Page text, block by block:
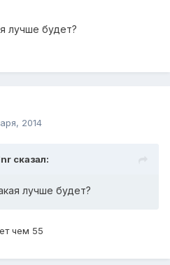
лучше будет?
2014
сказал:
лучше будет?
чем 55